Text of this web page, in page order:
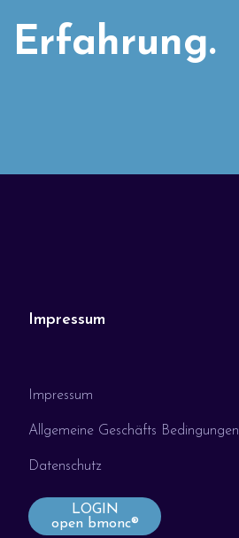
Erfahrung.
Impressum
Impressum
Allgemeine Geschäfts Bedingungen
Datenschutz
LOGIN
open bmonc®